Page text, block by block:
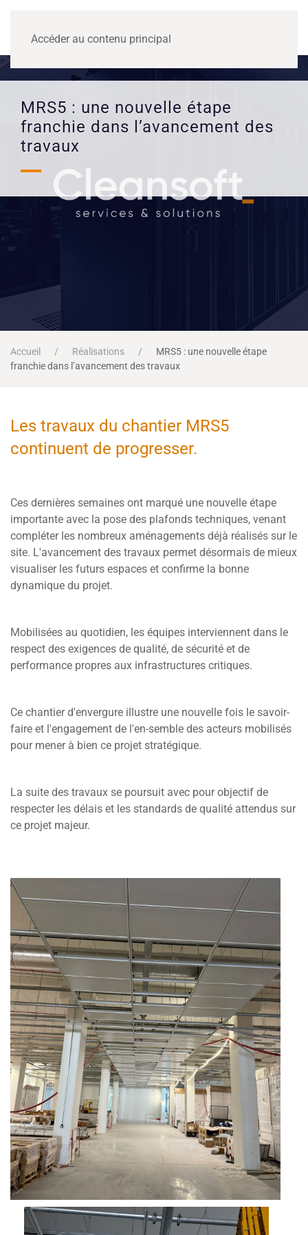
Accéder au contenu principal
MRS5 : une nouvelle étape
franchie dans l’avancement des
travaux
Accueil Réalisations
MRS5 : une nouvelle étape
franchie dans l’avancement des travaux
Les travaux du chantier MRS5
continuent de progresser.
Ces dernières semaines ont marqué une nouvelle étape
importante avec la pose des plafonds techniques, venant
compléter les nombreux aménagements déjà réalisés sur le
site. L'avancement des travaux permet désormais de mieux
visualiser les futurs espaces et confirme la bonne
dynamique du projet.
Mobilisées au quotidien, les équipes interviennent dans le
respect des exigences de qualité, de sécurité et de
performance propres aux infrastructures critiques.
Ce chantier d'envergure illustre une nouvelle fois le savoir-
faire et l'engagement de l'en-semble des acteurs mobilisés
pour mener à bien ce projet stratégique.
La suite des travaux se poursuit avec pour objectif de
respecter les délais et les standards de qualité attendus sur
ce projet majeur.